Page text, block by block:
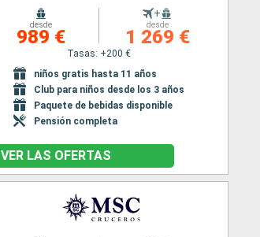
desde
989 €
+
desde
1 269 €
Tasas: +200 €
niños gratis hasta 11 años
Club para niños desde los 3 años
Paquete de bebidas disponible
Pensión completa
VER LAS OFERTAS